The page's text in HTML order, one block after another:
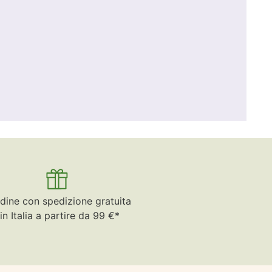
con spedizione gratuita
in Italia a partire da 99 €*